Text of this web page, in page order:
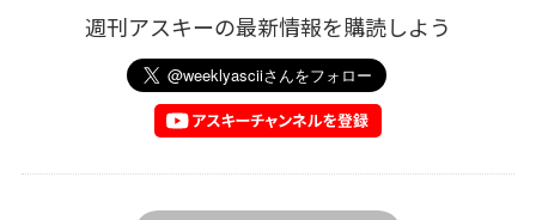
週刊アスキーの最新情報を購読しよう